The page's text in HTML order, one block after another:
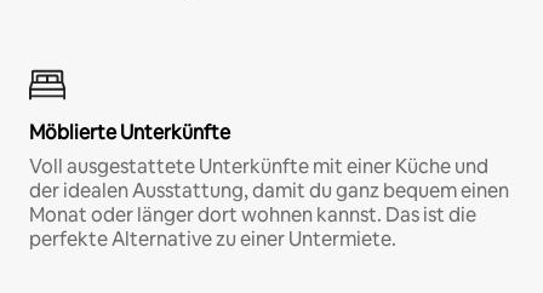
Möblierte Unterkünfte
Voll ausgestattete Unterkünfte mit einer Küche und
der idealen Ausstattung, damit du ganz bequem einen
Monat oder länger dort wohnen kannst. Das ist die
perfekte Alternative zu einer Untermiete.